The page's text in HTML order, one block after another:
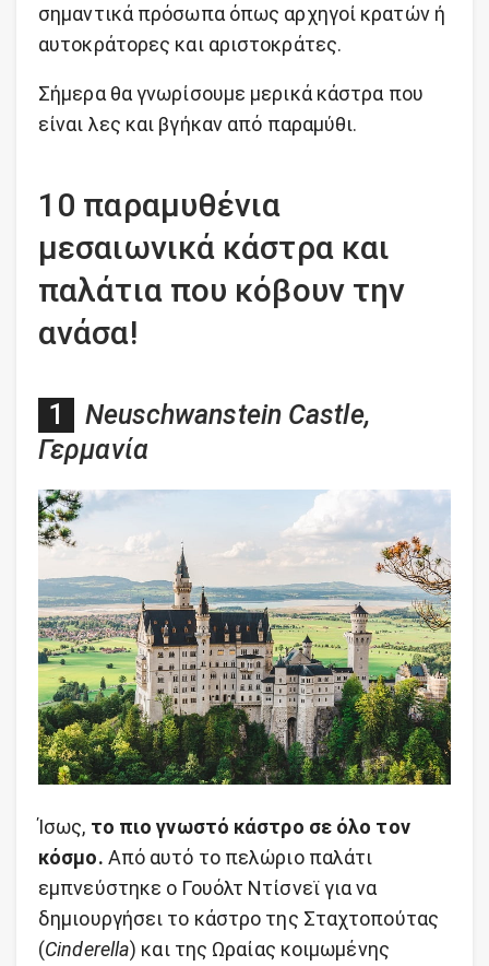
σημαντικά πρόσωπα όπως αρχηγοί κρατών ή
αυτοκράτορες και αριστοκράτες.
Σήμερα θα γνωρίσουμε μερικά κάστρα που
είναι λες και βγήκαν από παραμύθι.
10 παραμυθένια
μεσαιωνικά κάστρα και
παλάτια που κόβουν την
ανάσα!
Neuschwanstein Castle,
Γερμανία
Ίσως, το πιο γνωστό κάστρο σε όλο τον
κόσμο. Από αυτό το πελώριο παλάτι
εμπνεύστηκε ο Γουόλτ Ντίσνεϊ για να
δημιουργήσει το κάστρο της Σταχτοπούτας
(Cinderella) και της Ωραίας κοιμωμένης